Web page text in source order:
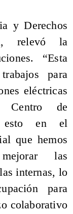
y Derechos
relevó la
“Esta
para
eléctricas
de
esto en el
que hemos
las
internas, lo
para
colaborativo